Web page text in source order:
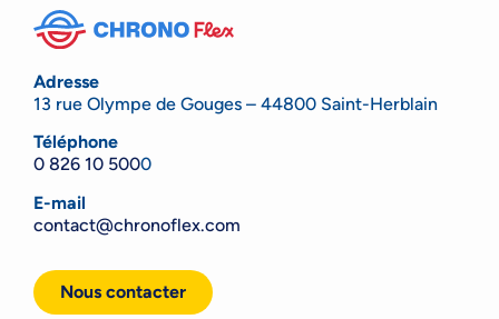
Adresse
13 rue Olympe de Gouges – 44800 Saint-Herblain
Téléphone
0 826 10 5000
E-mail
contact@chronoflex.com
Nous contacter